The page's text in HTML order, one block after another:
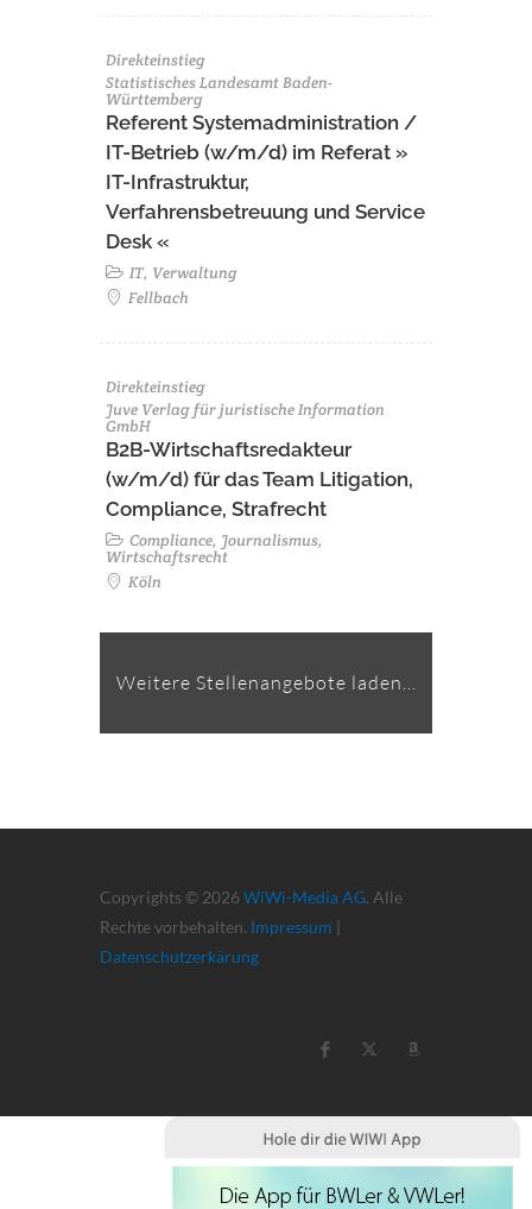
Direkteinstieg
Statistisches Landesamt Baden-
Württemberg
Referent Systemadministration /
IT-Betrieb (w/m/d) im Referat »
IT-Infrastruktur,
Verfahrensbetreuung und Service
Desk «
IT, Verwaltung
Fellbach
Direkteinstieg
Juve Verlag für juristische Information
GmbH
B2B-Wirtschaftsredakteur
(w/m/d) für das Team Litigation,
Compliance, Strafrecht
Compliance, Journalismus,
Wirtschaftsrecht
Köln
Weitere Stellenangebote laden...
Copyrights © 2026 WiWi-Media AG. Alle
Rechte vorbehalten. Impressum |
Datenschutzerkärung